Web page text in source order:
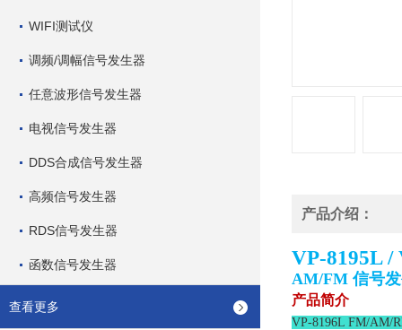
WIFI测试仪
调频/调幅信号发生器
任意波形信号发生器
电视信号发生器
DDS合成信号发生器
高频信号发生器
RDS信号发生器
函数信号发生器
查看更多
产品介绍：
VP-8195L /
AM/FM 信号
产品简介
VP-8196L FM/AM/